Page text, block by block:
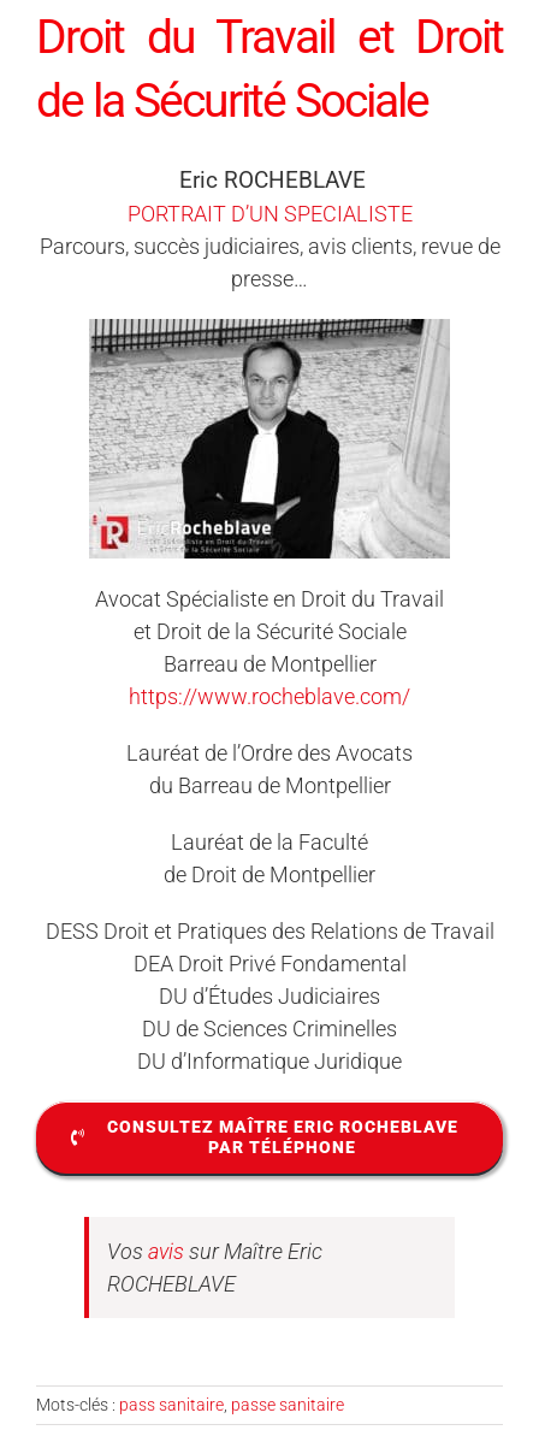
Droit du Travail et Droit
de la Sécurité Sociale
Eric ROCHEBLAVE
PORTRAIT D’UN SPECIALISTE
Parcours, succès judiciaires, avis clients, revue de
presse…
Avocat Spécialiste en Droit du Travail
et Droit de la Sécurité Sociale
Barreau de Montpellier
https://www.rocheblave.com/
Lauréat de l’Ordre des Avocats
du Barreau de Montpellier
Lauréat de la Faculté
de Droit de Montpellier
DESS Droit et Pratiques des Relations de Travail
DEA Droit Privé Fondamental
DU d’Études Judiciaires
DU de Sciences Criminelles
DU d’Informatique Juridique
CONSULTEZ MAÎTRE ERIC ROCHEBLAVE
PAR TÉLÉPHONE
Vos avis sur Maître Eric
ROCHEBLAVE
Mots-clés : pass sanitaire, passe sanitaire